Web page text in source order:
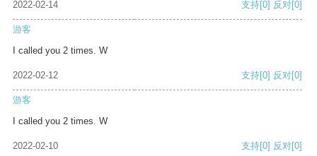
2022-02-14 支持[0] 反对[0]
游客
I called you 2 times. W
2022-02-12 支持[0] 反对[0]
游客
I called you 2 times. W
2022-02-10 支持[0] 反对[0]